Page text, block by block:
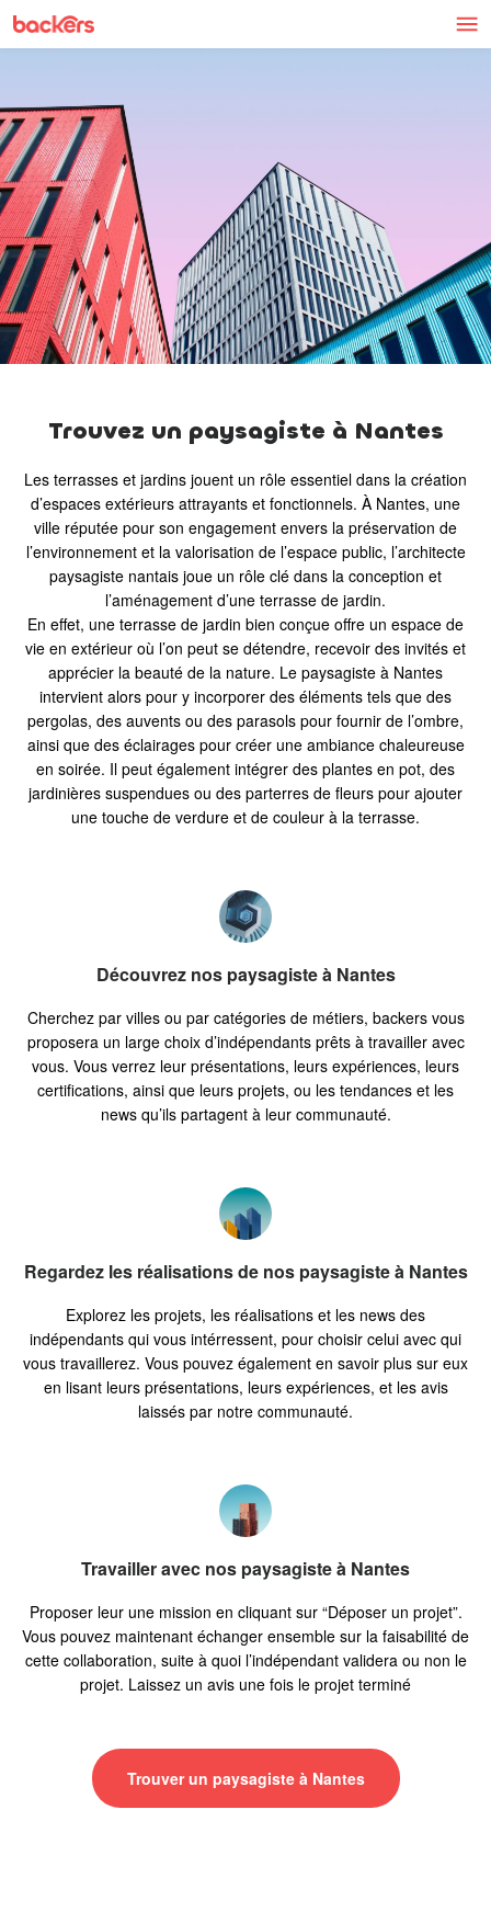
Skip to content
Trouvez un paysagiste à Nantes
Les terrasses et jardins jouent un rôle essentiel dans la création
d’espaces extérieurs attrayants et fonctionnels. À Nantes, une
ville réputée pour son engagement envers la préservation de
l’environnement et la valorisation de l’espace public, l’architecte
paysagiste nantais joue un rôle clé dans la conception et
l’aménagement d’une terrasse de jardin.
En effet, une terrasse de jardin bien conçue offre un espace de
vie en extérieur où l’on peut se détendre, recevoir des invités et
apprécier la beauté de la nature. Le paysagiste à Nantes
intervient alors pour y incorporer des éléments tels que des
pergolas, des auvents ou des parasols pour fournir de l’ombre,
ainsi que des éclairages pour créer une ambiance chaleureuse
en soirée. Il peut également intégrer des plantes en pot, des
jardinières suspendues ou des parterres de fleurs pour ajouter
une touche de verdure et de couleur à la terrasse.
Découvrez nos paysagiste à Nantes
Cherchez par villes ou par catégories de métiers, backers vous
proposera un large choix d’indépendants prêts à travailler avec
vous. Vous verrez leur présentations, leurs expériences, leurs
certifications, ainsi que leurs projets, ou les tendances et les
news qu’ils partagent à leur communauté.
Regardez les réalisations de nos paysagiste à Nantes
Explorez les projets, les réalisations et les news des
indépendants qui vous intérressent, pour choisir celui avec qui
vous travaillerez. Vous pouvez également en savoir plus sur eux
en lisant leurs présentations, leurs expériences, et les avis
laissés par notre communauté.
Travailler avec nos paysagiste à Nantes
Proposer leur une mission en cliquant sur “Déposer un projet”.
Vous pouvez maintenant échanger ensemble sur la faisabilité de
cette collaboration, suite à quoi l’indépendant validera ou non le
projet. Laissez un avis une fois le projet terminé
Trouver un paysagiste à Nantes